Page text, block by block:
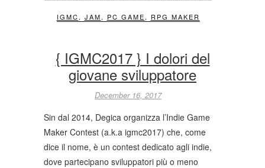
IGMC, JAM, PC GAME, RPG MAKER
{ IGMC2017 } I dolori del
giovane sviluppatore
December 16, 2017
Sin dal 2014, Degica organizza l’Indie Game
Maker Contest (a.k.a igmc2017) che, come
dice il nome, è un contest dedicato agli indie,
dove partecipano sviluppatori più o meno